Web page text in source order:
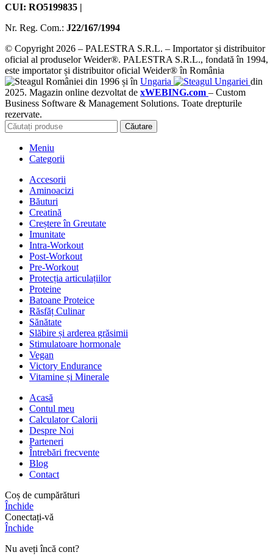
CUI: RO5199835 |
Nr. Reg. Com.: J22/167/1994
© Copyright 2026 – PALESTRA S.R.L. – Importator și distribuitor
oficial al produselor Weider®. PALESTRA S.R.L., fondată în 1994,
este importator și distribuitor oficial Weider® în România
din 1996 și în Ungaria
din
2025. Magazin online dezvoltat de xWEBING.com – Custom
Business Software & Management Solutions. Toate drepturile
rezervate.
Căutare
Meniu
Categorii
Accesorii
Aminoacizi
Băuturi
Creatină
Creștere în Greutate
Imunitate
Intra-Workout
Post-Workout
Pre-Workout
Protecția articulațiilor
Proteine
Batoane Proteice
Răsfăț Culinar
Sănătate
Slăbire și arderea grăsimii
Stimulatoare hormonale
Vegan
Victory Endurance
Vitamine și Minerale
Acasă
Contul meu
Calculator Calorii
Despre Noi
Parteneri
Întrebări frecvente
Blog
Contact
Coș de cumpărături
Închide
Conectați-vă
Închide
Nu aveți încă cont?